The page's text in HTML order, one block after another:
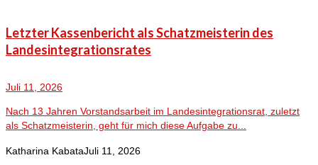
Letzter Kassenbericht als Schatzmeisterin des
Landesintegrationsrates
Juli 11, 2026
Nach 13 Jahren Vorstandsarbeit im Landesintegrationsrat, zuletzt
als Schatzmeisterin, geht für mich diese Aufgabe zu...
Katharina KabataJuli 11, 2026